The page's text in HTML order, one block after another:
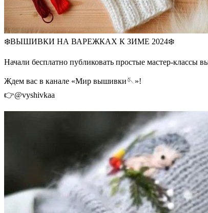
❄️ВЫШИВКИ НА ВАРЕЖКАХ К ЗИМЕ 2024❄️
Начали бесплатно публиковать простые мастер-
Ждем вас в канале «Мир вышивки🪡»!
👉@vyshivkaa